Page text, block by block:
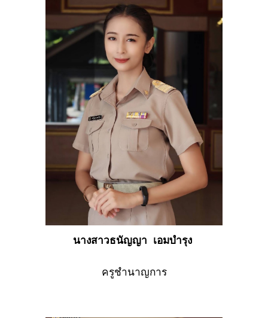
นางสาวธนัญญา เอมบำรุง
ครูชำนาญการ